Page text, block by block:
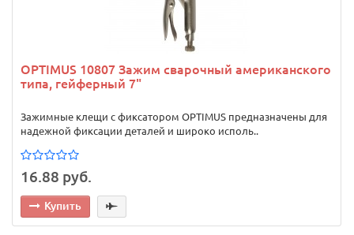
OPTIMUS 10807 Зажим сварочный американского
типа, гейферный 7"
Зажимные клещи с фиксатором OPTIMUS предназначены для
надежной фиксации деталей и широко исполь..
16.88 руб.
Купить